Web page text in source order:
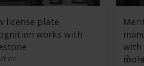
license plate
works with
with